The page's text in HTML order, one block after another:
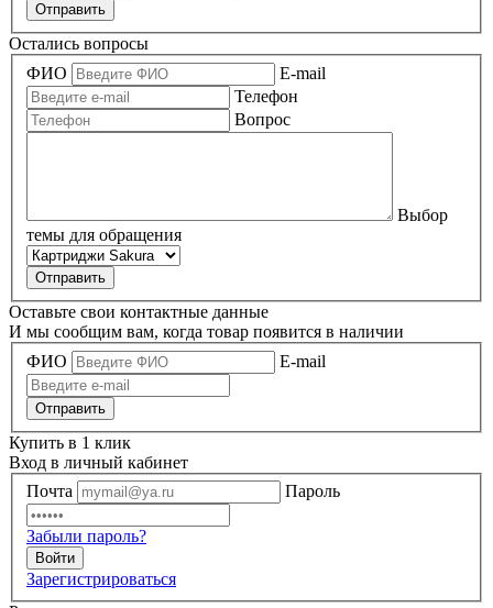
Отправить
Остались вопросы
ФИО
E-mail
Телефон
Вопрос
Выбор
темы для обращения
Оставьте свои контактные данные
И мы сообщим вам, когда товар появится в наличии
ФИО
E-mail
Купить в 1 клик
Вход в личный кабинет
Почта
Пароль
Забыли пароль?
Зарегистрироваться